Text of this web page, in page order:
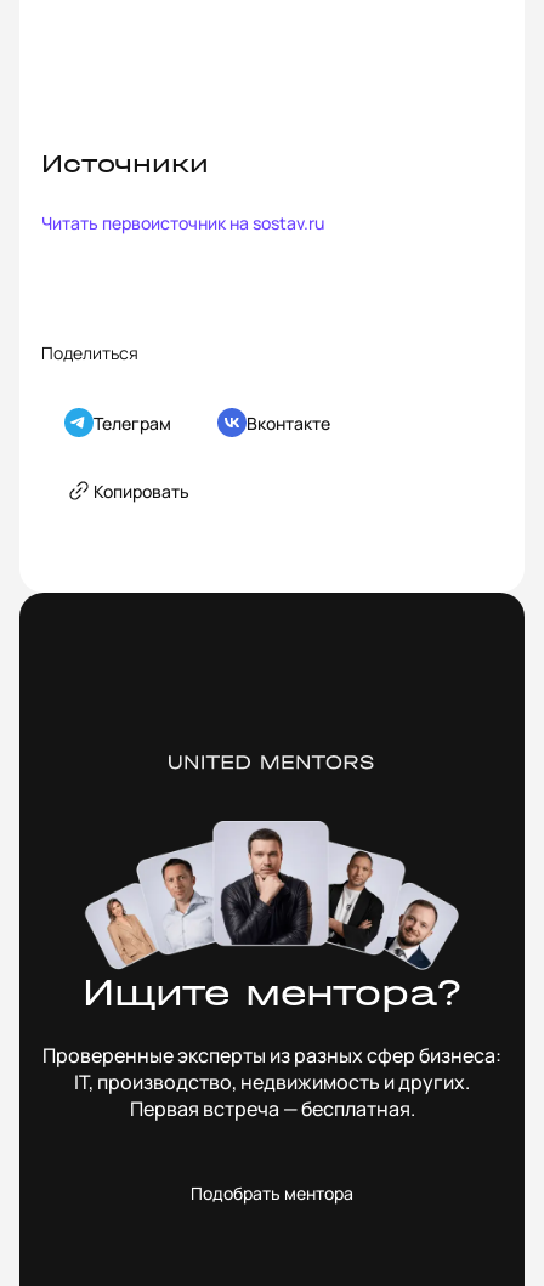
Источники
Читать первоисточник на sostav.ru
Поделиться
Телеграм Вконтакте
Копировать
Ищите ментора?
Проверенные эксперты из разных сфер бизнеса:
IT, производство, недвижимость и других.
Первая встреча — бесплатная.
Подобрать ментора